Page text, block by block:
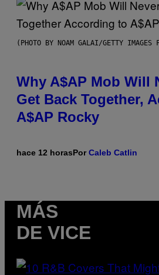
(PHOTO BY NOAM GALAI/GETTY IMAGES
Why A$AP Mob Will
Get Back Together,
A$AP Rocky
hace 12 horasPorCaleb Catlin
MÁS
DE VICE